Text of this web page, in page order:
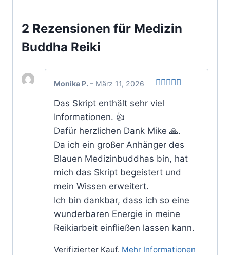
2 Rezensionen für Medizin
Buddha Reiki
mit
Monika P. – März 11, 2026
Das Skript enthält sehr viel
Informationen. 👍
Dafür herzlichen Dank Mike 🙏.
Da ich ein großer Anhänger des
Blauen Medizinbuddhas bin, hat
mich das Skript begeistert und
mein Wissen erweitert.
Ich bin dankbar, dass ich so eine
wunderbaren Energie in meine
Reikiarbeit einfließen lassen kann.
Verifizierter Kauf. Mehr Informationen